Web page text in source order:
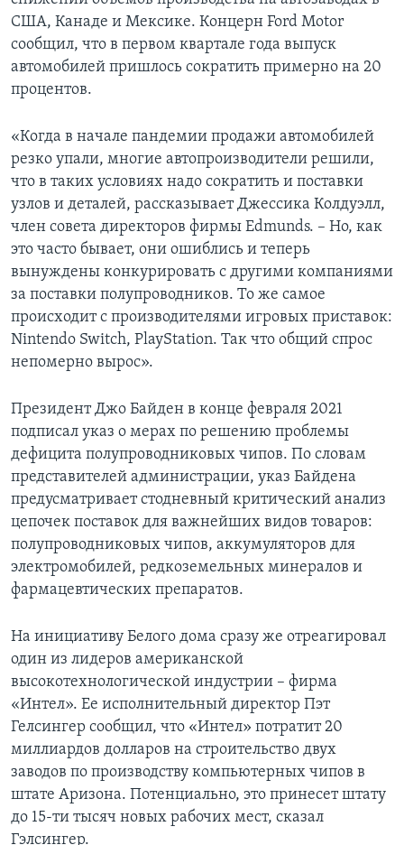
США, Канаде и Мексике. Концерн Ford Motor
сообщил, что в первом квартале года выпуск
автомобилей пришлось сократить примерно на 20
процентов.
«Когда в начале пандемии продажи автомобилей
резко упали, многие автопроизводители решили,
что в таких условиях надо сократить и поставки
узлов и деталей, рассказывает Джессика Колдуэлл,
член совета директоров фирмы Edmunds. – Но, как
это часто бывает, они ошиблись и теперь
вынуждены конкурировать с другими компаниями
за поставки полупроводников. То же самое
происходит с производителями игровых приставок:
Nintendo Switch, PlayStation. Так что общий спрос
непомерно вырос».
Президент Джо Байден в конце февраля 2021
подписал указ о мерах по решению проблемы
дефицита полупроводниковых чипов. По словам
представителей администрации, указ Байдена
предусматривает стодневный критический анализ
цепочек поставок для важнейших видов товаров:
полупроводниковых чипов, аккумуляторов для
электромобилей, редкоземельных минералов и
фармацевтических препаратов.
На инициативу Белого дома сразу же отреагировал
один из лидеров американской
высокотехнологической индустрии – фирма
«Интел». Ее исполнительный директор Пэт
Гелсингер сообщил, что «Интел» потратит 20
миллиардов долларов на строительство двух
заводов по производству компьютерных чипов в
штате Аризона. Потенциально, это принесет штату
до 15-ти тысяч новых рабочих мест, сказал
Гэлсингер.